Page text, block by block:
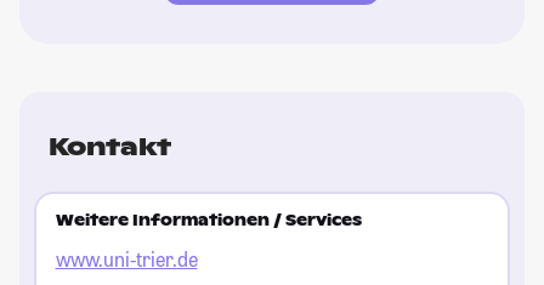
Kontakt
Weitere Informationen / Services
www.uni-trier.de